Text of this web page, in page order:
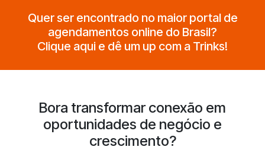
Quer ser encontrado no maior portal de
agendamentos online do Brasil?
Clique aqui e dê um up com a Trinks!
Bora transformar conexão em
oportunidades de negócio e
crescimento?